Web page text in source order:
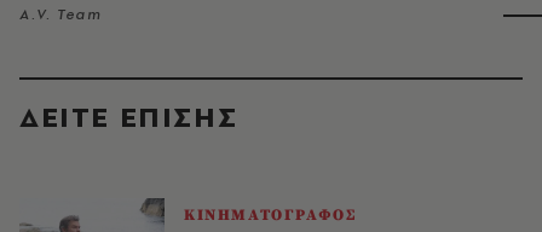
A.V. Team
ΔΕΙΤΕ ΕΠΙΣΗΣ
ΚΙΝΗΜΑΤΟΓΡΑΦΟΣ